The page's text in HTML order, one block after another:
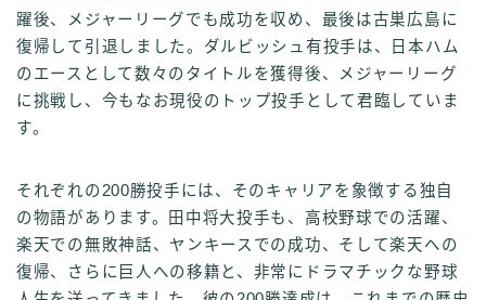
躍後、メジャーリーグでも成功を収め、最後は古巣広島に
復帰して引退しました。ダルビッシュ有投手は、日本ハム
のエースとして数々のタイトルを獲得後、メジャーリーグ
に挑戦し、今もなお現役のトップ投手として君臨していま
す。
それぞれの200勝投手には、そのキャリアを象徴する独自
の物語があります。田中将大投手も、高校野球での活躍、
楽天での無敗神話、ヤンキースでの成功、そして楽天への
復帰、さらに巨人への移籍と、非常にドラマチックな野球